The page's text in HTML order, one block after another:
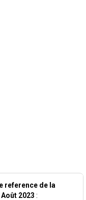
reference de la
Août 2023 :